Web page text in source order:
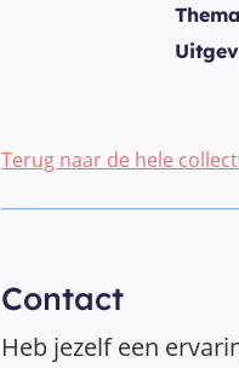
Thema
Terug naar de hele
Contact
Heb jezelf een